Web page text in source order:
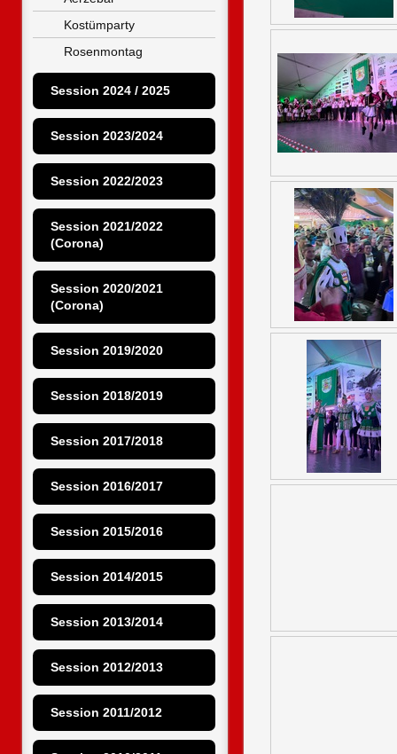
Kostümparty
Rosenmontag
Session 2024 / 2025
Session 2023/2024
Session 2022/2023
Session 2021/2022
(Corona)
Session 2020/2021
(Corona)
Session 2019/2020
Session 2018/2019
Session 2017/2018
Session 2016/2017
Session 2015/2016
Session 2014/2015
Session 2013/2014
Session 2012/2013
Session 2011/2012